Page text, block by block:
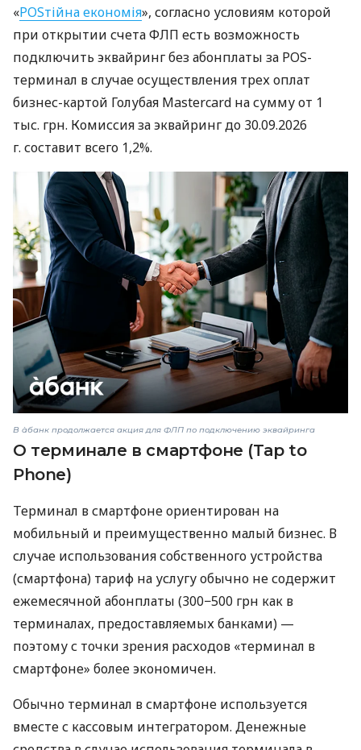
«POSтійна економія», согласно условиям которой
при открытии счета ФЛП есть возможность
подключить эквайринг без абонплаты за POS-
терминал в случае осуществления трех оплат
бизнес-картой Голубая Mastercard на сумму от 1
тыс. грн. Комиссия за эквайринг до 30.09.2026
г. составит всего 1,2%.
В àбанк продолжается акция для ФЛП по подключению эквайринга
О терминале в смартфоне (Tap to
Phone)
Терминал в смартфоне ориентирован на
мобильный и преимущественно малый бизнес. В
случае использования собственного устройства
(смартфона) тариф на услугу обычно не содержит
ежемесячной абонплаты (300−500 грн как в
терминалах, предоставляемых банками) —
поэтому с точки зрения расходов «терминал в
смартфоне» более экономичен.
Обычно терминал в смартфоне используется
вместе с кассовым интегратором. Денежные